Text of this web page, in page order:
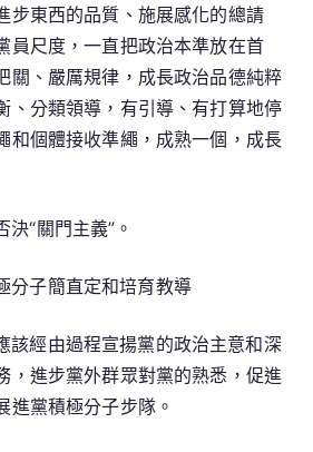
步東西的品質、施展感化的總請
員尺度，一直把政治本準放在首
關、嚴厲規律，成長政治品德純粹
、分類領導，有引導、有打算地停
和個體接收準繩，成熟一個，成長
“關門主義”。
子簡直定和培育教導
經由過程宣揚黨的政治主意和深
，進步黨外群眾對黨的熟悉，促進
進黨積極分子步隊。